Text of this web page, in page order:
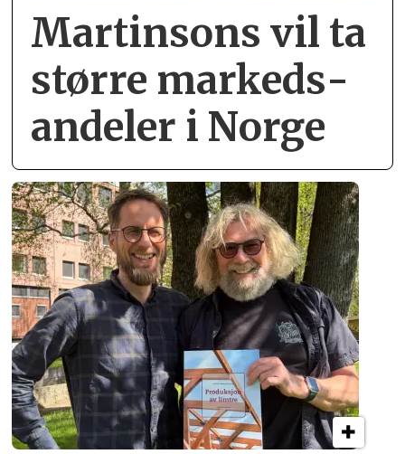
Martinsons vil ta
større markeds­
andeler i Norge